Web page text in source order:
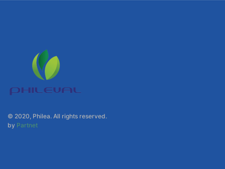
© 2020, Philea. All rights reserved.
by Partnet